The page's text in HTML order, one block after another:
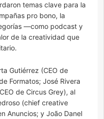
temas clave para la
pro bono, la
—como podcast y
de la creatividad que
Gutiérrez (CEO de
Formatos; José Rivera
de Circus Grey), al
(chief creative
Anuncios; y João Danel